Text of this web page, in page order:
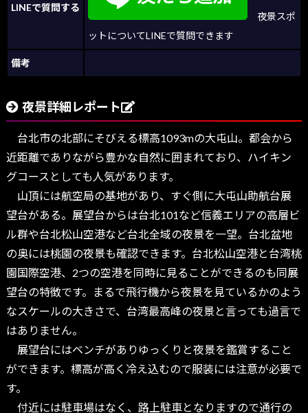
LINEで質問する
夜景スポ
ットについてLINEで質問できます
備考
夜景詳細レポート
台北市の北部にそびえる標高1093mの大屯山。都会から
近距離でありながら豊かな自然に囲まれており、ハイキン
グコースとしても人気があります。
山頂には航空局の基地があり、すぐ側に大屯山助航台展
望台がある。展望台からは台北101など信義エリアの高層ビ
ル群や台北松山空港など台北全域の夜景を一望。台北盆地
の奥には桃園の夜景も確認できます。台北松山空港と台湾桃
園国際空港、2つの空港を同時に見ることができるのも同展
望台の特徴です。まるで飛行機から夜景を見ているかのよう
なスケールの大きさで、台湾最高峰の夜景と言っても過言で
はありません。
展望台にはベンチがありゆっくりと夜景を鑑賞すること
ができます。標高が高く冷え込むので服装には注意が必要で
す。
付近には駐車場はなく、路上駐車となりますので通行の